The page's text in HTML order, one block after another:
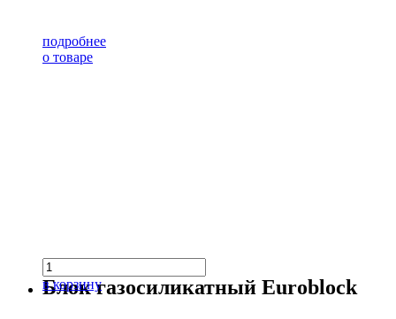
подробнее
о товаре
в корзину
Блок газосиликатный Euroblock